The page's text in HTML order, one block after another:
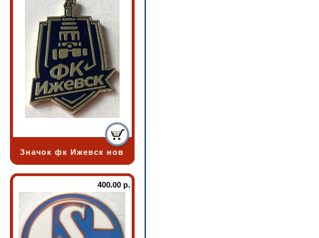
Значок фк Ижевск нов
400.00 р.